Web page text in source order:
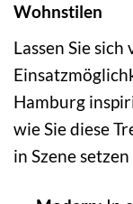
Wohnstilen
Lassen Sie
Hamburg
wie Sie diese
in Szene